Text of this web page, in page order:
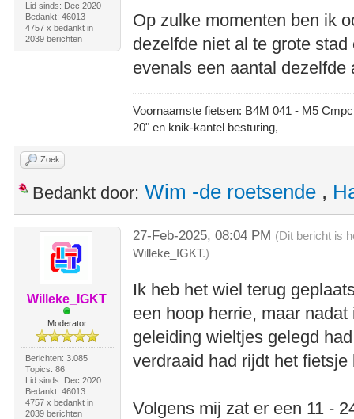
Lid sinds: Dec 2020
Bedankt: 46013
4757 x bedankt in
2039 berichten
Op zulke momenten ben ik
dezelfde niet al te grote
evenals een aantal
Voornaamste fietsen: B4M 041 - M5
20" en knik-kantel besturing,
Zoek
Bedankt door: Wim -de roetsende ,
Willeke_IGKT
Moderator
Berichten: 3.085
Topics: 86
Lid sinds: Dec 2020
Bedankt: 46013
4757 x bedankt in
2039 berichten
27-Feb-2025, 08:04 PM (Dit bericht is
Willeke_IGKT.)
Ik heb het wiel terug
een hoop herrie, maar
geleiding wieltjes gelegd
verdraaid had rijdt het
Volgens mij zat er een 11 -